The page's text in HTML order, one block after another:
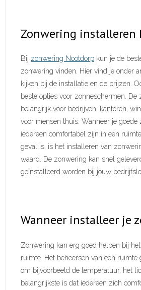
Zonwering installeren
Bij zonwering Nootdorp kun je de
zonwering vinden. Hier vind je onder
kijken bij de installatie en de prijzen.
beste opties voor zonneschermen.
belangrijk voor bedrijven, kantoren,
voor mensen thuis. Wanneer je goede
iedereen comfortabel zijn in een
geval is, is het installeren van
waard. De zonwering kan snel
geïnstalleerd worden bij jouw
Wanneer installeer je
Zonwering kan erg goed helpen bij
ruimte. Het beheersen van een ruimte
om bijvoorbeeld de temperatuur, het
belangrijkste is dat iedereen zich